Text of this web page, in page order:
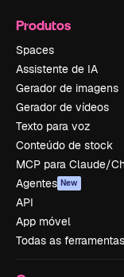
Produtos
Spaces
Assistente de IA
Gerador de imagens
Gerador de vídeos
Texto para voz
Conteúdo de stock
MCP para Claude/
Agentes New
API
App móvel
Todas as ferramentas